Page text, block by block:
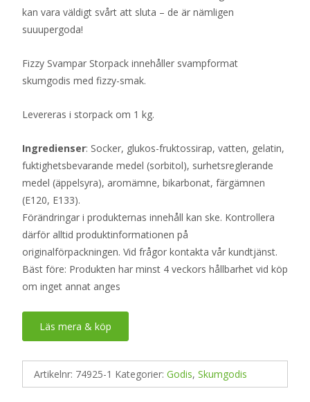
kan vara väldigt svårt att sluta – de är nämligen
suuupergoda!
Fizzy Svampar Storpack innehåller svampformat
skumgodis med fizzy-smak.
Levereras i storpack om 1 kg.
Ingredienser: Socker, glukos-fruktossirap, vatten, gelatin,
fuktighetsbevarande medel (sorbitol), surhetsreglerande
medel (äppelsyra), aromämne, bikarbonat, färgämnen
(E120, E133).
Förändringar i produkternas innehåll kan ske. Kontrollera
därför alltid produktinformationen på
originalförpackningen. Vid frågor kontakta vår kundtjänst.
Bäst före: Produkten har minst 4 veckors hållbarhet vid köp
om inget annat anges
Läs mera & köp
Artikelnr: 74925-1 Kategorier: Godis, Skumgodis